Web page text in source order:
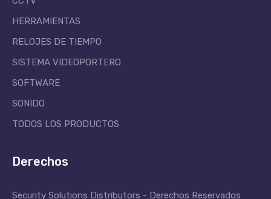
HERRAMIENTAS
RELOJES DE TIEMPO
SISTEMA VIDEOPORTERO
SOFTWARE
SONIDO
TODOS LOS PRODUCTOS
Derechos
Security Solutions Distributors - Derechos Reservados